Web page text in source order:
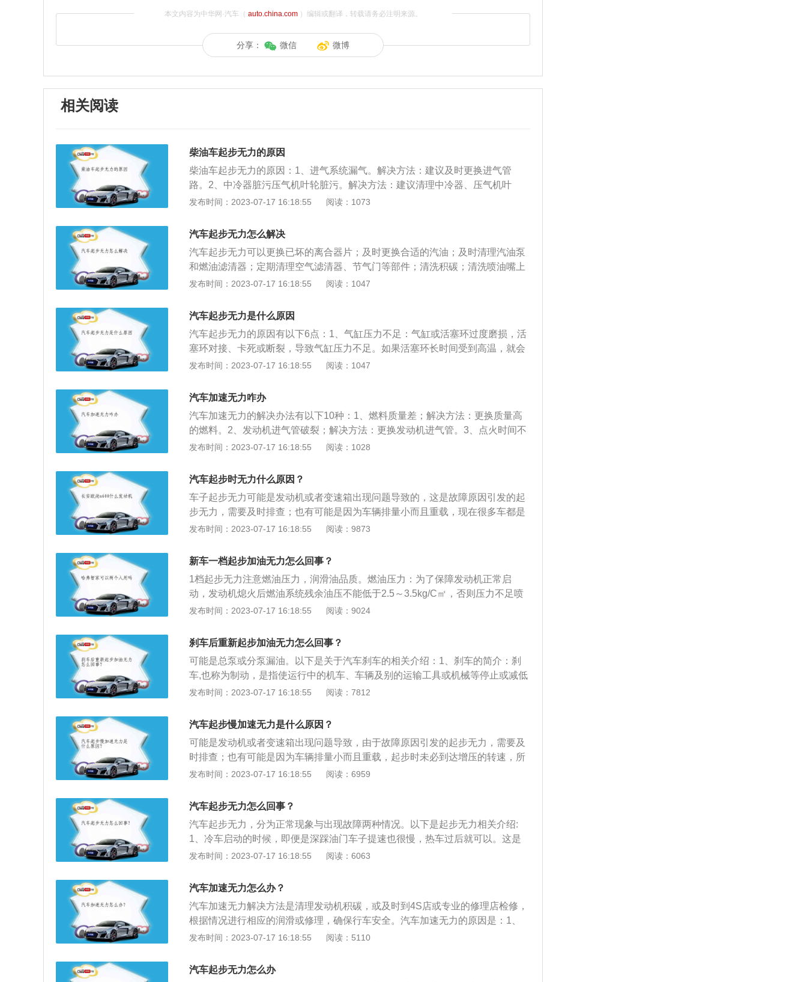
本文内容为中华网·汽车（ auto.china.com）编辑或翻译，转载请务必注明来源。
分享： 微信 微博
相关阅读
柴油车起步无力的原因
柴油车起步无力的原因：1、进气系统漏气。解决方法：建议及时更换进气管
路。2、中冷器脏污压气机叶轮脏污。解决方法：建议清理中冷器、压气机叶
轮。3、缸盖进气道脏污。解决方法：建议清理缸盖进气道。4、进排气管漏气配
气压力低。解决方法：建议到专业维修站进行维修。6、燃油系统故障。解决方
法：建议到专业维修站进行维修。7、空气滤清器堵塞。解决方法：建议清理空
气滤清器。8、排气消声器堵塞。解决方法：建议清理排气消声器。9、接触催化
装置堵塞、传感器故障。解决方法：建议到专业维修站进行维修。10、尿素泵堵
塞。如果使用质量差或浓度高的尿素溶液，尿素喷嘴容易堵塞，会大大降低车辆
发布时间：2023-07-17 16:18:55 阅读：1073
汽车起步无力怎么解决
汽车起步无力可以更换已坏的离合器片；及时更换合适的汽油；及时清理汽油泵
和燃油滤清器；定期清理空气滤清器、节气门等部件；清洗积碳；清洗喷油嘴上
的杂质；定期更换火花塞；针对故障码对废气涡轮增压器或者三元催化器进行维
时，车速不能随发动机转速的提高而提高，发动机的动力不能充分传递给驱动
轮，导致行驶无力，尤其是上坡时。离合器打滑的主要原因是:离合器摩擦片摩擦
不足；离合器不在位时，抓紧或换挡；长期半离合跑车，踩离合打滑；换挡或换
挡不到位时，汽车在换挡或换挡不完全到位时突然给油门，导致离合器片异常脱
落。解决办法为更换已坏的离合器片，平日规范驾车行为。2、发动机的问题：
此，当车辆加油无法缓慢提速时，发动机系统也应作为重点进行检查。首先，可
以检查是否加错了燃油，因为加低标号汽油可能会导致加速乏力，进而可能导致
发动机功率下降，油耗增加。解决方法：及时更换合适的汽油即可。3、发动机
运转的平顺性。如果机油长期不足，轻动力不足，油耗会增加；沉重的活塞撞击
致发动机功率下降。解决方法为检查汽油泵和燃油滤清器，如果堵住了及时清
理。4、发动机进气系统问题：除了油，发动机还需要空气。如果空气滤清器、
节气门等部件堵塞或出现问题，导致进气量不足，汽车也会无法加速和缓慢加
速，并感到沮丧。解决方法：定期清理空气滤清器、节气门等部件，防止出现堵
严重就会使得车辆出现各种各样的问题。到4s店或者维修店让专业的人员对发动
机上的积碳进行清洗即可。6、燃油系统问题：导致油压较低或者是喷油嘴较
脏，导致喷油量较少都会出现车辆加速无力的现象。清洗喷油嘴上的杂质就可以
解决问题了。7、点火系统问题：火花塞如果出现电极间隙变大、积碳严重，就
会使得点火能量下降，从而燃烧不彻底，燃油消耗量增加，动力降低，加速无
现故障：也会使得车辆踩油门的时候加速无力，需要到4s店或者维修店使用诊断
仪来读取故障码，针对故障码对废气涡轮增压器或者三元催化器进行维修。
发布时间：2023-07-17 16:18:55 阅读：1047
汽车起步无力是什么原因
汽车起步无力的原因有以下6点：1、气缸压力不足：气缸或活塞环过度磨损，活
塞环对接、卡死或断裂，导致气缸压力不足。如果活塞环长时间受到高温，就会
弹性不足，不能很好的密封活塞，也会导致气缸压力不足。建议去4s店检修，更
积碳等。这些位置恰恰与发动机的动力输出密切相关，当发动机积碳过多时，汽
无力。这种情况应该去专业维修店清理积碳。3、喷嘴堵塞：喷嘴堵塞是由发动
机积碳或燃油中的杂质堵塞造成的。喷油嘴堵塞后，喷油量不准，不能形成充分
混合的可燃气体，导致燃烧不充分，发动机功率下降，发动机抖动、失速。建议
导致车子起步无力。对于自动变速器来说，变速箱油除了起到润滑的作用以外，
还是里面液压机构的介质。这些液压机构操控着离合器以及换挡机构,过脏或者不
足就会导致这些机构工作不良。可以更换变速箱离合器或者更换变速箱油。5、
出现起步无力的现象。应及时到4s店或者维修店进行修理。6、油品质量较差会
步无力。建议要去正规的加油站加油。
发布时间：2023-07-17 16:18:55 阅读：1047
汽车加速无力咋办
汽车加速无力的解决办法有以下10种：1、燃料质量差；解决方法：更换质量高
的燃料。2、发动机进气管破裂；解决方法：更换发动机进气管。3、点火时间不
对；解决方法：调整点火时间。4、燃油喷射系统故障；解决方法：更换燃油喷
化器故障；解决方法：更换三元催化器。7、火花塞故障；解决方法：更换火花
塞。8、变速器电脑反应迟钝；解决方法：更换变速器电脑。9、离合器打滑；解
决方法：更换离合器片。10、节气门有积碳；解决方法：清理积碳。
发布时间：2023-07-17 16:18:55 阅读：1028
汽车起步时无力什么原因？
车子起步无力可能是发动机或者变速箱出现问题导致的，这是故障原因引发的起
步无力，需要及时排查；也有可能是因为车辆排量小而且重载，现在很多车都是
小排量加涡轮增压的动力模式，起步时未必到达增压的转速，所以就会感到起步
的一大元凶。积碳积聚在节气门会影响到进气量；积聚在火花塞会影响点火；积
聚在喷油嘴则会影响喷油，过热的积碳还会引起爆燃，从而使得车子起步无力。
因此可以先进行发动机的积碳清洁再去寻找其他可能引发车子起步无力的原因。
2、变速箱：变速箱离合器故障会导致车子起步无力。离合器的作用是传递和切
断发动机的动力，手动挡、双离合等变速器采用的都是摩擦片式离合器，摩擦片
脏、不足也会导致车子起步无力。对于自动变速器来说，变速箱油除了起到润滑
的作用以外，还是里面液压机构的介质。这些液压机构操控着离合器以及换挡机
构，过脏或者不足就会导致这些机构工作不良。
发布时间：2023-07-17 16:18:55 阅读：9873
新车一档起步加油无力怎么回事？
1档起步无力注意燃油压力，润滑油品质。燃油压力：为了保障发动机正常启
动，发动机熄火后燃油系统残余油压不能低于2.5～3.5kg/C㎡，否则压力不足喷
油嘴就无法喷出足够的燃油保证启动。此时如果反复打点火开关,燃油压力会重新
油、变速箱油、转向助力油等，因为普通润滑油在冬季黏度增大，流动性变差，
导致机件运动时摩擦阻力增大，发动机冷起动困难。可选择黏度稍小的机油，降
低机械磨损，保护好发动机。
发布时间：2023-07-17 16:18:55 阅读：9024
刹车后重新起步加油无力怎么回事？
可能是总泵或分泵漏油。以下是关于汽车刹车的相关介绍：1、刹车的简介：刹
车,也称为制动，是指使运行中的机车、车辆及别的运输工具或机械等停止或减低
速度的动作。制动的一般原理是在机器的高速轴上固定一个轮或盘，在机座上安
是可以减慢车速的机械制动装置，又名减速器。2、刹车的分类：鼓式刹车，鼓
式优点，鼓式缺点，盘式刹车等。
发布时间：2023-07-17 16:18:55 阅读：7812
汽车起步慢加速无力是什么原因？
可能是发动机或者变速箱出现问题导致，由于故障原因引发的起步无力，需要及
时排查；也有可能是因为车辆排量小而且重载，起步时未必到达增压的转速，所
以就会感到起步无力，属于正常现象。汽车起步慢的原因：1、油路系统：发动
低、汽油滤清器阻塞都会造成汽车上坡无力。汽车之所以产生无力感，主要都是
因为发动机在上坡时没有足够的油，燃烧效率下降，马力也达不到要求。2、进
气系统：另外进气系统也是如此，发动机除了需要油，还需要空气，如果空气滤
清器、节气门等部件堵塞或者出现问题，导致进气量不足，也会造成车子加速无
力提速慢。3、火花塞：火花塞也是常见故障的源头，如果火花塞点火不良，就
发布时间：2023-07-17 16:18:55 阅读：6959
汽车起步无力怎么回事？
汽车起步无力，分为正常现象与出现故障两种情况。以下是起步无力相关介绍:
1、冷车启动的时候，即便是深踩油门车子提速也很慢，热车过后就可以。这是
对变速箱、发动机的一种保护机制。因为冷车状态下，润滑油还没有充分润滑各
负重多，就会出现起步无力的现象。3、车辆出现故障涉及的原因较多，例如气
门密封不严，缸压不足造成。进气道积炭过多造成。火花塞积炭或者间隙不对造
成。喷油嘴堵塞，喷油量不足造成等。最常见的是节气门积碳。积碳积聚在节气
门会影响到进气量，进而导致发动机动力不足、车子起步无力。解决办法就是清
洗节气门。
发布时间：2023-07-17 16:18:55 阅读：6063
汽车加速无力怎么办？
汽车加速无力解决方法是清理发动机积碳，或及时到4S店或专业的修理店检修，
根据情况进行相应的润滑或修理，确保行车安全。汽车加速无力的原因是：1、
离合器打滑；2、机油量异常；3、使用的油品质量较差，会影响到汽油滤芯和油
使用寿命。如果正时皮带磨损，导致点火时间式迟或早，同样也会影响到加速性
发布时间：2023-07-17 16:18:55 阅读：5110
汽车起步无力怎么办